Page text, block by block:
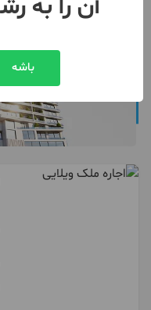
آن را به
باشه